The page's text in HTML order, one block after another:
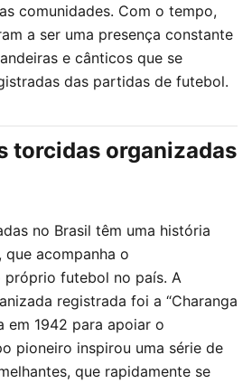
comunidades. Com o tempo,
a ser uma presença constante
e cânticos que se
das partidas de futebol.
torcidas organizadas
no Brasil têm uma história
acompanha o
futebol no país. A
registrada foi a “Charanga
em 1942 para apoiar o
pioneiro inspirou uma série de
que rapidamente se